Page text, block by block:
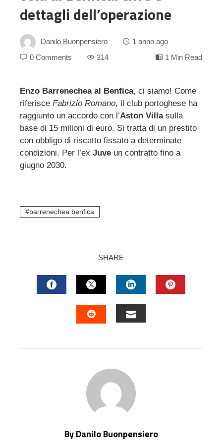
dettagli dell’operazione
Danilo Buonpensiero
1 anno ago
0 Comments
314 1 Min Read
Enzo Barrenechea al Benfica, ci siamo! Come
riferisce Fabrizio Romano, il club portoghese ha
raggiunto un accordo con l’Aston Villasulla
base di 15 milioni di euro. Si tratta di un prestito
con obbligo di riscatto fissato a determinate
condizioni. Per l’ex Juve un contratto fino a
giugno 2030.
barrenechea benfica
SHARE
FACEBOOKTWITTERLINKEDIN
By Danilo Buonpensiero